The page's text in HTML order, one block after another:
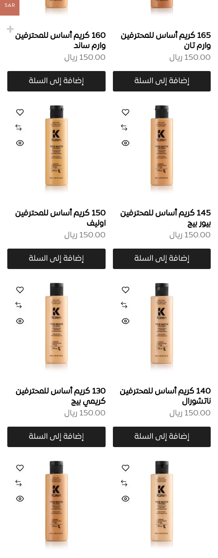
165 كريم أساس للمحترفين
وارم تان
150.00 ريال
إضافة إلى السلة
160 كريم أساس للمحترفين
وارم ساند
150.00 ريال
إضافة إلى السلة
145 كريم أساس للمحترفين
بيور بيج
150.00 ريال
إضافة إلى السلة
150 كريم أساس للمحترفين
اوليف
150.00 ريال
إضافة إلى السلة
140 كريم أساس للمحترفين
ناتشورال
150.00 ريال
إضافة إلى السلة
130 كريم أساس للمحترفين
كريمي بيج
150.00 ريال
إضافة إلى السلة
SAR